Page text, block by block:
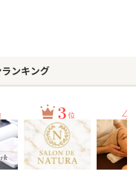
ンキング
3 位 4